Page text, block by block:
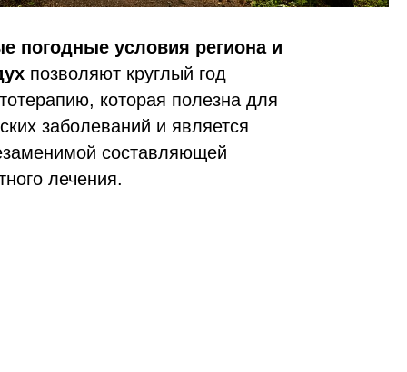
погодные условия региона и
позволяют круглый год
которая полезна для
заболеваний и является
составляющей
лечения.